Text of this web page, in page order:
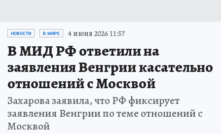
НОВОСТИ В МИРЕ 4 июня 2026 11:57
В МИД РФ ответили на
заявления Венгрии касательно
отношений с Москвой
Захарова заявила, что РФ фиксирует
заявления Венгрии по теме отношений с
Москвой